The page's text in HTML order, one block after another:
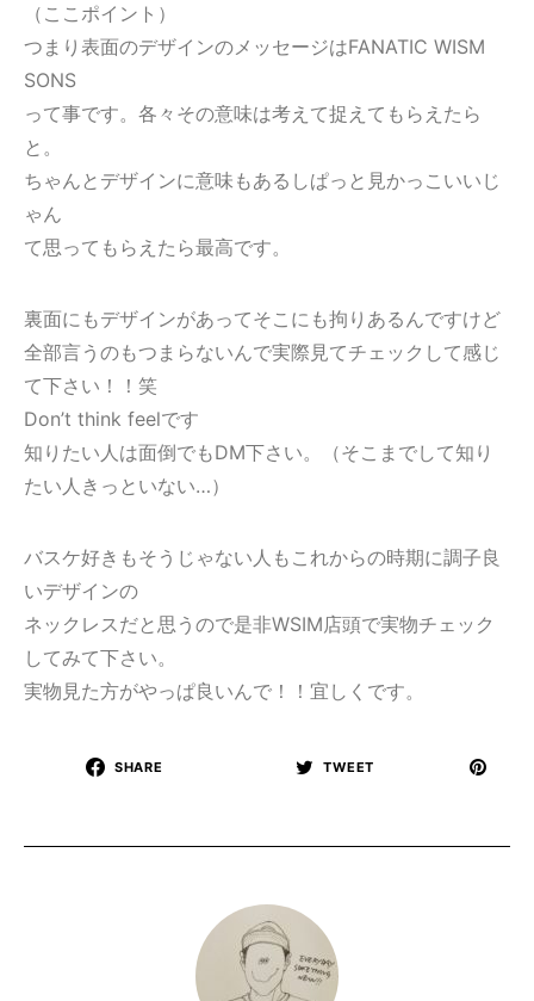
（ここポイント）
つまり表面のデザインのメッセージはFANATIC WISM
SONS
って事です。各々その意味は考えて捉えてもらえたら
と。
ちゃんとデザインに意味もあるしぱっと見かっこいいじ
ゃん
て思ってもらえたら最高です。
裏面にもデザインがあってそこにも拘りあるんですけど
全部言うのもつまらないんで実際見てチェックして感じ
て下さい！！笑
Don’t think feelです
知りたい人は面倒でもDM下さい。（そこまでして知り
たい人きっといない…）
バスケ好きもそうじゃない人もこれからの時期に調子良
いデザインの
ネックレスだと思うので是非WSIM店頭で実物チェック
してみて下さい。
実物見た方がやっぱ良いんで！！宜しくです。
SHARE TWEET